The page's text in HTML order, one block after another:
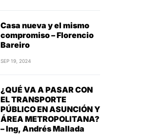
Casa nueva y el mismo
compromiso – Florencio
Bareiro
SEP 19, 2024
¿QUÉ VA A PASAR CON
EL TRANSPORTE
PÚBLICO EN ASUNCIÓN Y
ÁREA METROPOLITANA?
– Ing, Andrés Mallada